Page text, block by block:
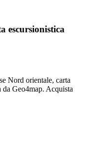
escursionistica
Nord orientale, carta
da Geo4map. Acquista